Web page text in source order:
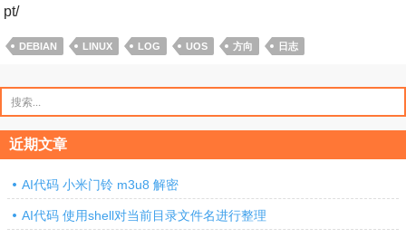
pt/
DEBIAN LINUX LOG UOS 方向 日志
索：
近期文章
AI代码 小米门铃 m3u8 解密
AI代码 使用shell对当前目录文件名进行整理